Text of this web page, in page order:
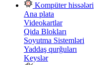
Kompüter hissələri
Ana plata
Videokartlar
Qida Blokları
Soyutma Sistemləri
Yaddaş qurğuları
Keyslər